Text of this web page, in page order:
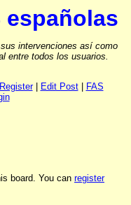
españolas
intervenciones así como
entre todos los usuarios.
Register| Edit Post|
FAS
board. You can register